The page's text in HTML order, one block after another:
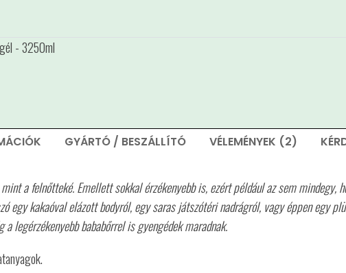
- 3250ml
GYÁRTÓ / BESZÁLLÍTÓ VÉLEMÉNYEK (2)
a felnőtteké. Emellett sokkal érzékenyebb is, ezért például az sem
egy kakaóval elázott bodyról, egy saras játszótéri nadrágról, vagy éppen egy
legérzékenyebb bababőrrel is gyengédek maradnak.